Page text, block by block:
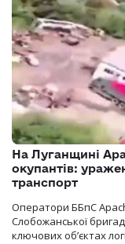
На Луганщині
окупантів:
транспорт
Оператори ББпС
Слобожанської
ключових об’єктах